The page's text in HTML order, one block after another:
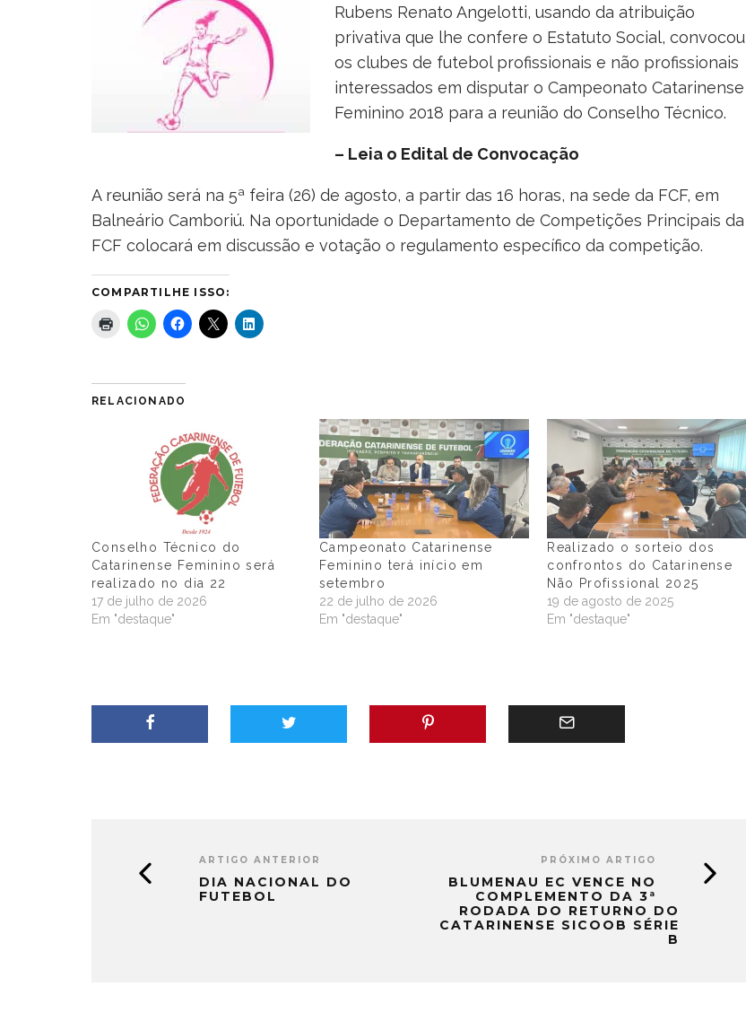
Rubens Renato Angelotti, usando da atribuição
privativa que lhe confere o Estatuto Social, convocou
os clubes de futebol profissionais e não profissionais
interessados em disputar o Campeonato Catarinense
Feminino 2018 para a reunião do Conselho Técnico.
– Leia o Edital de Convocação
A reunião será na 5ª feira (26) de agosto, a partir das 16 horas, na sede da FCF, em
Balneário Camboriú. Na oportunidade o Departamento de Competições Principais da
FCF colocará em discussão e votação o regulamento específico da competição.
COMPARTILHE ISSO:
RELACIONADO
Conselho Técnico do
Catarinense Feminino será
realizado no dia 22
17 de julho de 2026
Em "destaque"
Campeonato Catarinense
Feminino terá início em
setembro
22 de julho de 2026
Em "destaque"
Realizado o sorteio dos
confrontos do Catarinense
Não Profissional 2025
19 de agosto de 2025
Em "destaque"
ARTIGO ANTERIOR
DIA NACIONAL DO
FUTEBOL
PRÓXIMO ARTIGO
BLUMENAU EC VENCE NO
COMPLEMENTO DA 3ª
RODADA DO RETURNO DO
CATARINENSE SICOOB SÉRIE
B